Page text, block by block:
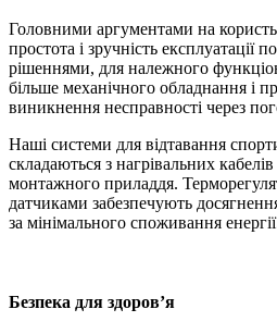
Головними аргументами на користь
простота і зручність експлуатації
рішеннями, для належного
більше механічного обладнання і
виникнення несправності через
Наші системи для відтавання
складаються з нагрівальних кабелів
монтажного приладдя.
датчиками забезпечують
за мінімального споживання
Безпека для здоров’я